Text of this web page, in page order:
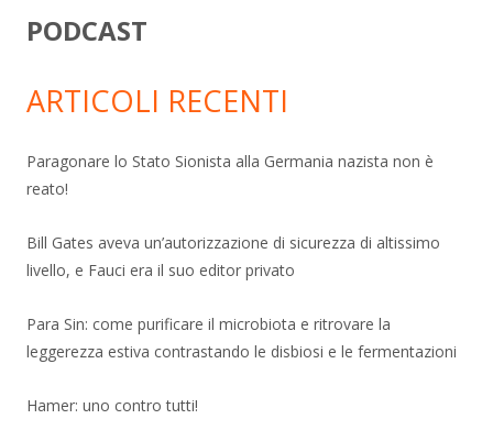
PODCAST
ARTICOLI RECENTI
Paragonare lo Stato Sionista alla Germania nazista non è
reato!
Bill Gates aveva un’autorizzazione di sicurezza di altissimo
livello, e Fauci era il suo editor privato
Para Sin: come purificare il microbiota e ritrovare la
leggerezza estiva contrastando le disbiosi e le fermentazioni
Hamer: uno contro tutti!